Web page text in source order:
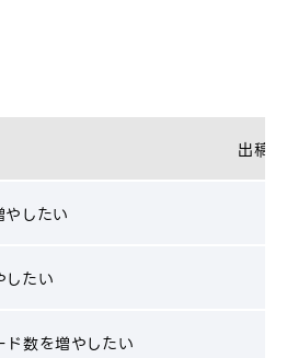
出稿
したい
したい
数を増やしたい